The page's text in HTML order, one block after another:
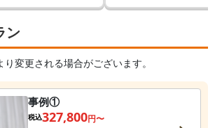
ン
変更される場合がございます。
事例①
税込327,800円〜